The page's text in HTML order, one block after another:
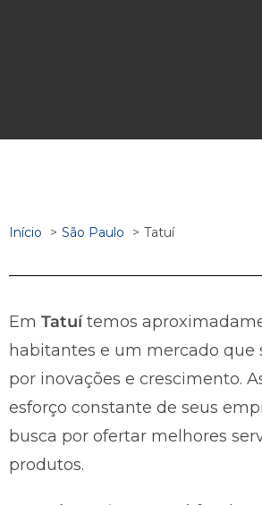
Início São Paulo Tatuí
Em Tatuítemos
habitantes e um mercado que
por inovações e crescimento.
esforço constante de seus
busca por ofertar melhores
produtos.